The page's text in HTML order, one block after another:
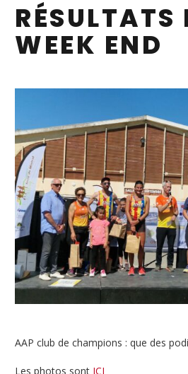
RÉSULTATS
WEEK END
AAP club de champions : que des
Les photos sont ICI